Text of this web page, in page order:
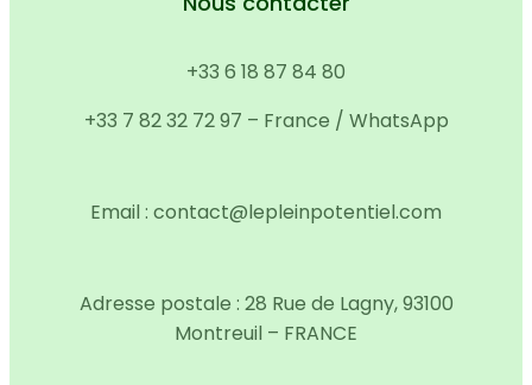
+33 6 18 87 84 80
+33 7 82 32 72 97 – France / WhatsApp
Email : contact@lepleinpotentiel.com
Adresse postale : 28 Rue de Lagny, 93100
Montreuil – FRANCE